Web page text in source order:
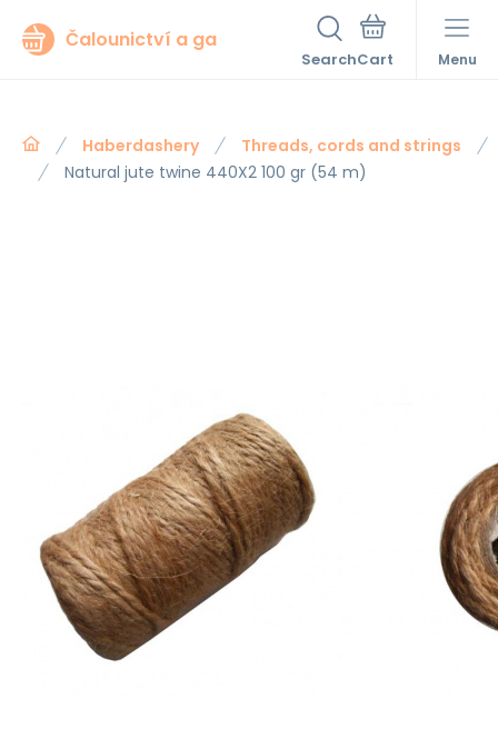
Čalounictví a ga
Search Menu
Haberdashery
Threads, cords and strings
Natural jute twine 440X2 100 gr (54 m)